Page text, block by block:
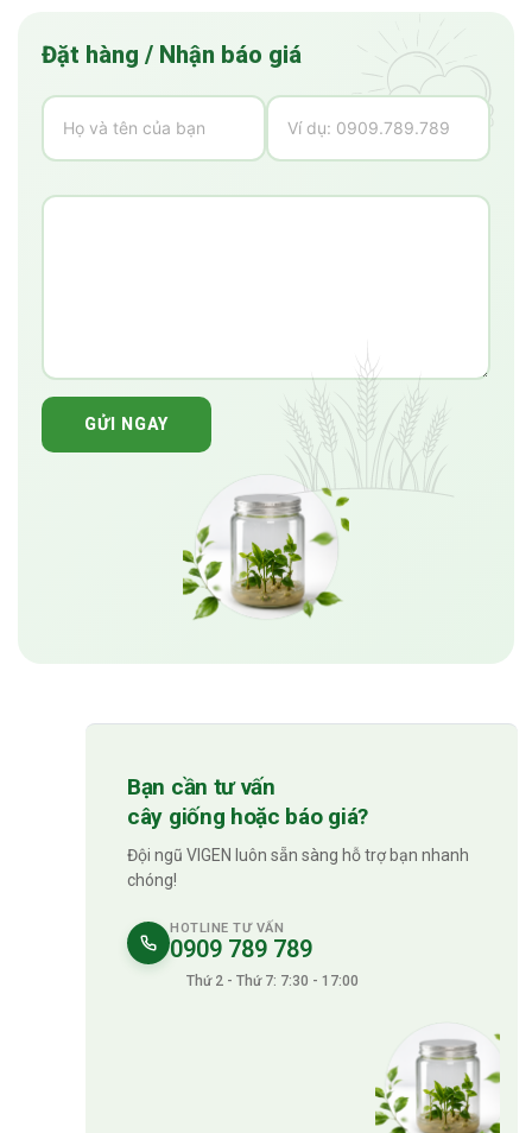
Đặt hàng / Nhận báo giá
GỬI NGAY
Bạn cần tư vấn
cây giống hoặc báo giá?
Đội ngũ VIGEN luôn sẵn sàng hỗ trợ bạn nhanh
chóng!
HOTLINE TƯ VẤN
0909 789 789
Thứ 2 - Thứ 7: 7:30 - 17:00